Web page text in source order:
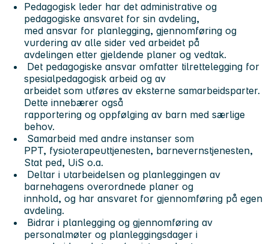
Pedagogisk leder har det administrative og
pedagogiske ansvaret for sin avdeling,
med ansvar for planlegging, gjennomføring og
vurdering av alle sider ved arbeidet på
avdelingen etter gjeldende planer og vedtak.
Det pedagogiske ansvar omfatter tilrettelegging for
spesialpedagogisk arbeid og av
arbeidet som utføres av eksterne samarbeidsparter.
Dette innebærer også
rapportering og oppfølging av barn med særlige
behov.
Samarbeid med andre instanser som
PPT, fysioterapeuttjenesten, barnevernstjenesten,
Stat ped, UiS o.a.
Deltar i utarbeidelsen og planleggingen av
barnehagens overordnede planer og
innhold, og har ansvaret for gjennomføring på egen
avdeling.
Bidrar i planlegging og gjennomføring av
personalmøter og planleggingsdager i